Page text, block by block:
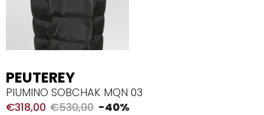
PEUTEREY
PIUMINO SOBCHAK MQN 03
€318,00 €530,00 -40%